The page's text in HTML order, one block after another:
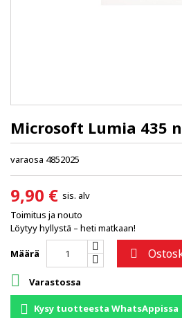
Microsoft Lumia 435
varaosa 4852025
9,90 € sis. alv
Toimitus ja nouto
Löytyy hyllystä – heti matkaan!
Määrä 
 Varastossa
Kysy tuotteesta WhatsAppissa